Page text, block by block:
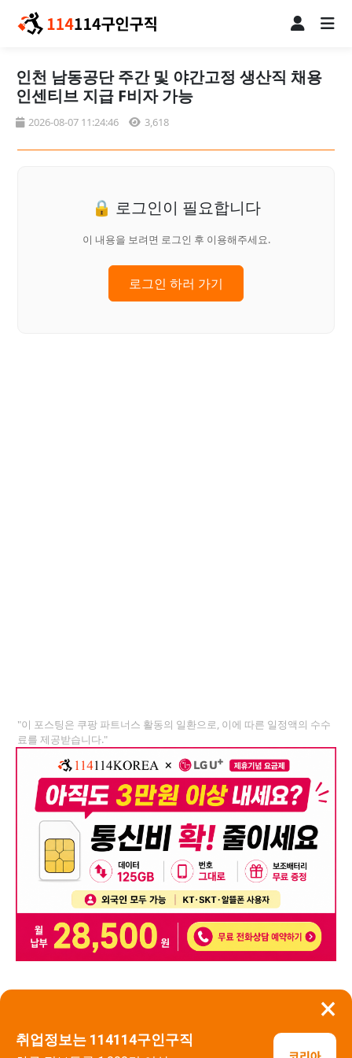
×
취업정보는 114114구인구직
인천 남동공단 주간 및 야간고정 생산직 채용
인센티브 지급 F비자 가능
2026-08-07 11:24:46 3,618
🔒 로그인이 필요합니다
이 내용을 보려면 로그인 후 이용해주세요.
로그인 하러 가기
"이 포스팅은 쿠팡 파트너스 활동의 일환으로, 이에 따른 일정액의 수수
료를 제공받습니다."